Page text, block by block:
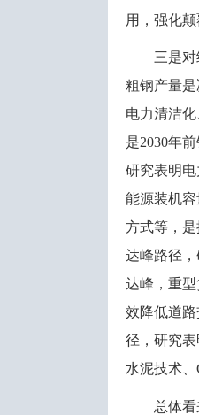
用，强化
三是
粗钢产量
电力清洁
是2030年
研究表明
能源装机
方式等，
达峰路径
达峰，重
效降低道
径，研究
水泥技术
总体